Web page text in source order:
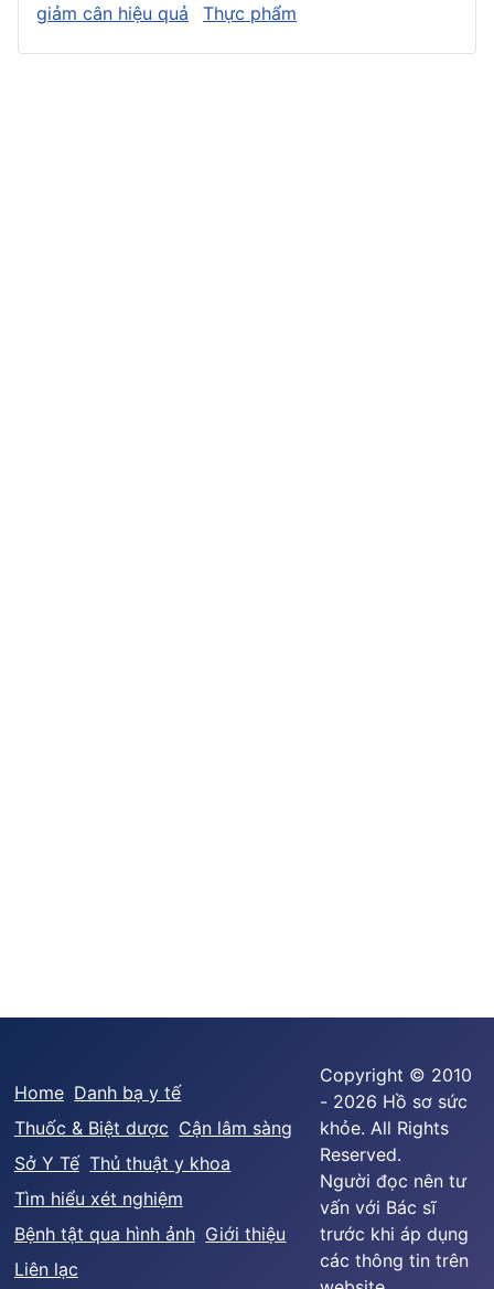
giảm cân hiệu quả
Thực phẩm
Home Danh bạ y tế
Thuốc & Biệt dược Cận lâm sàng
Sở Y Tế Thủ thuật y khoa
Tìm hiểu xét nghiệm
Bệnh tật qua hình ảnh Giới thiệu
Liên lạc
Copyright © 2010
- 2026 Hồ sơ sức
khỏe. All Rights
Reserved.
Người đọc nên tư
vấn với Bác sĩ
trước khi áp dụng
các thông tin trên